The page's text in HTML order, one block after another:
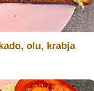
olu, krabja